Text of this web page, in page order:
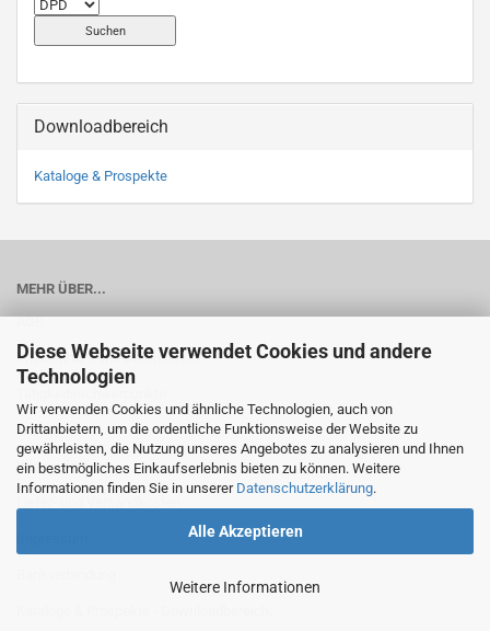
Diese Webseite verwendet Cookies und andere
Technologien
Wir verwenden Cookies und ähnliche Technologien, auch von
Drittanbietern, um die ordentliche Funktionsweise der Website zu
gewährleisten, die Nutzung unseres Angebotes zu analysieren und Ihnen
ein bestmögliches Einkaufserlebnis bieten zu können. Weitere
Informationen finden Sie in unserer Datenschutzerklärung.
Alle Akzeptieren
Weitere Informationen
Downloadbereich
Kataloge & Prospekte
MEHR ÜBER...
AGB
Privatsphäre und Datenschutz
Kontakt
Widerrufsrecht